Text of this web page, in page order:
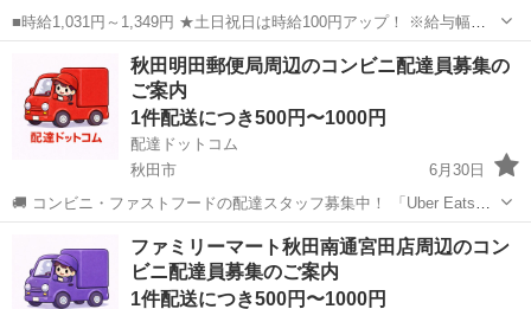
■時給1,031円～1,349円 ★土日祝日は時給100円アップ！ ※給与幅は
資格・経験等による ■秋田県秋田市川尻御休町5-12 ■パート ■入社日応
相談、即日勤務OK、友達と応募OK、職場見学OKまたは説明会あり、
未経...
秋田市 その他
秋田明田郵便局周辺のコンビニ配達員募集の
ご案内
1件配送につき500円〜1000円
配達ドットコム
秋田市
6月30日
🚚 コンビニ・ファストフードの配達スタッフ募集中！ 「Uber Eats」
や「出前館」のように、配達専用アプリを使ってお仕事するスタイル
です。 オファー内容を見てから、受けるかどうかを自由に選べます！
✅ 業務内容...
郵便局
ファミリーマート秋田南通宮田店周辺のコン
ビニ配達員募集のご案内
1件配送につき500円〜1000円